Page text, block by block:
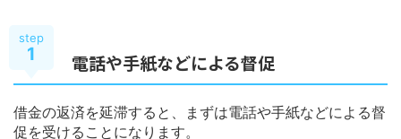
step
1 電話や手紙などによる督促
借金の返済を延滞すると、まずは電話や手紙などによる督
促を受けることになります。